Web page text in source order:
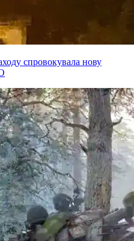
спровокувала нову